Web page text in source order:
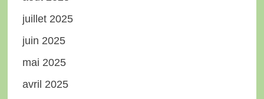
juillet 2025
juin 2025
mai 2025
avril 2025